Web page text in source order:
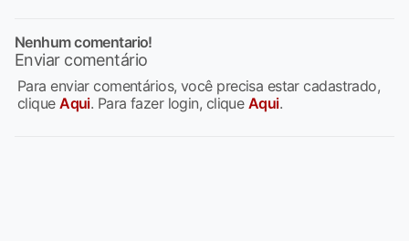
Nenhum comentario!
Enviar comentário
Para enviar comentários, você precisa estar cadastrado,
cliqueAqui. Para fazer login, clique Aqui.